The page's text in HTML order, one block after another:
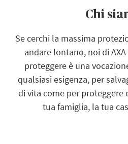
Chi
Se cerchi la massima
andare lontano, noi di
proteggere è una
qualsiasi esigenza, per
di vita come per proteggere
tua famiglia, la tua